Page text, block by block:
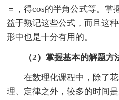
＝，得cos的半角公式等。掌
益于熟记这些公式，而且这
形中也是十分有用的。
（2）掌握基本的解题方
在数理化课程中，除了花
理、定律之外，较多的时间